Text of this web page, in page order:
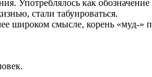
Употреблялось как
стали табуироваться.
смысле, корень «муд-»